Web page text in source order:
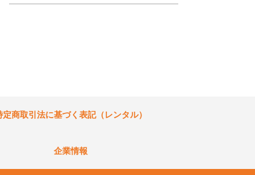
定商取引法に基づく表記（レンタル）
企業情報